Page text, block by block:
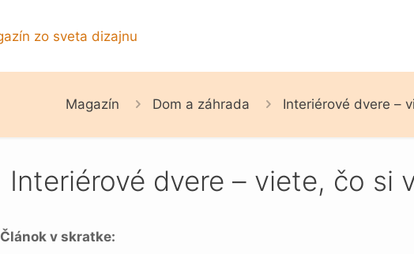
Magazín Dom a záhrada Interiérové dvere –
Interiérové dvere – viete, čo si
Článok v skratke: